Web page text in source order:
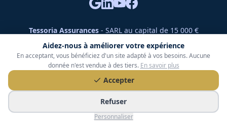
Aidez-nous à améliorer votre expérience
En acceptant, vous bénéficiez d'un site adapté à vos besoins. Aucune
donnée n'est vendue à des tiers. En savoir plus
Accepter
Refuser
Personnaliser
Tessoria Assurances- SARL au capital de 15 000 €
ORIAS n° 25007309 - RCS 990 206 179 - Membre du réseau
360 Courtage
RC Pro : Klarity - Contrat n° CCOUK000785
49 chemin des Gardettes Sine, 06570 Saint-Paul-de-Vence
© Tessoria Assurances. Tous droits réservés.